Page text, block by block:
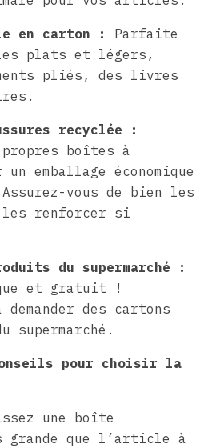
en carton :
Parfaite
plats et légers,
pliés, des livres
recyclée :
boîtes à
un emballage économique
vous de bien les
renforcer si
du supermarché :
et gratuit !
demander des cartons
supermarché.
pour choisir la
une boîte
grande que l’article à